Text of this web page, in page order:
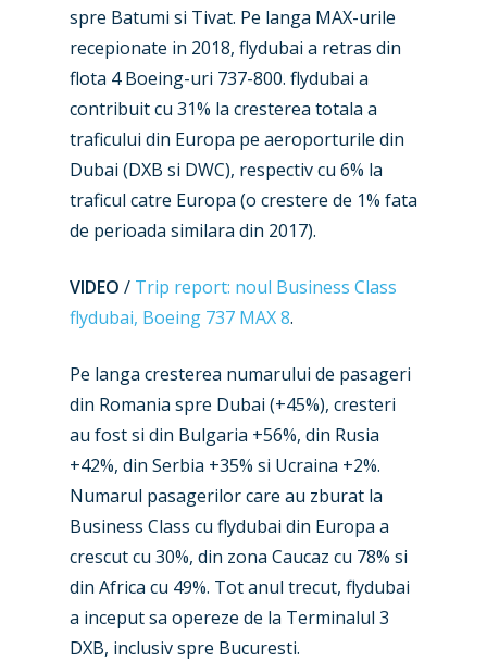
spre Batumi si Tivat. Pe langa MAX-urile
recepionate in 2018, flydubai a retras din
flota 4 Boeing-uri 737-800. flydubai a
contribuit cu 31% la cresterea totala a
traficului din Europa pe aeroporturile din
Dubai (DXB si DWC), respectiv cu 6% la
traficul catre Europa (o crestere de 1% fata
de perioada similara din 2017).
VIDEO / Trip report: noul Business Class
flydubai, Boeing 737 MAX 8.
Pe langa cresterea numarului de pasageri
din Romania spre Dubai (+45%), cresteri
au fost si din Bulgaria +56%, din Rusia
+42%, din Serbia +35% si Ucraina +2%.
Numarul pasagerilor care au zburat la
Business Class cu flydubai din Europa a
crescut cu 30%, din zona Caucaz cu 78% si
din Africa cu 49%. Tot anul trecut, flydubai
a inceput sa opereze de la Terminalul 3
DXB, inclusiv spre Bucuresti.
New Routes
Industry
Accidents / Incidents
Airshows
Dubai 2025
Paris 2025
Farnborough 2024
Paris 2023
Farnborough 2022
Business Jets
Military
Trip Reports
Marketplace
Jobs